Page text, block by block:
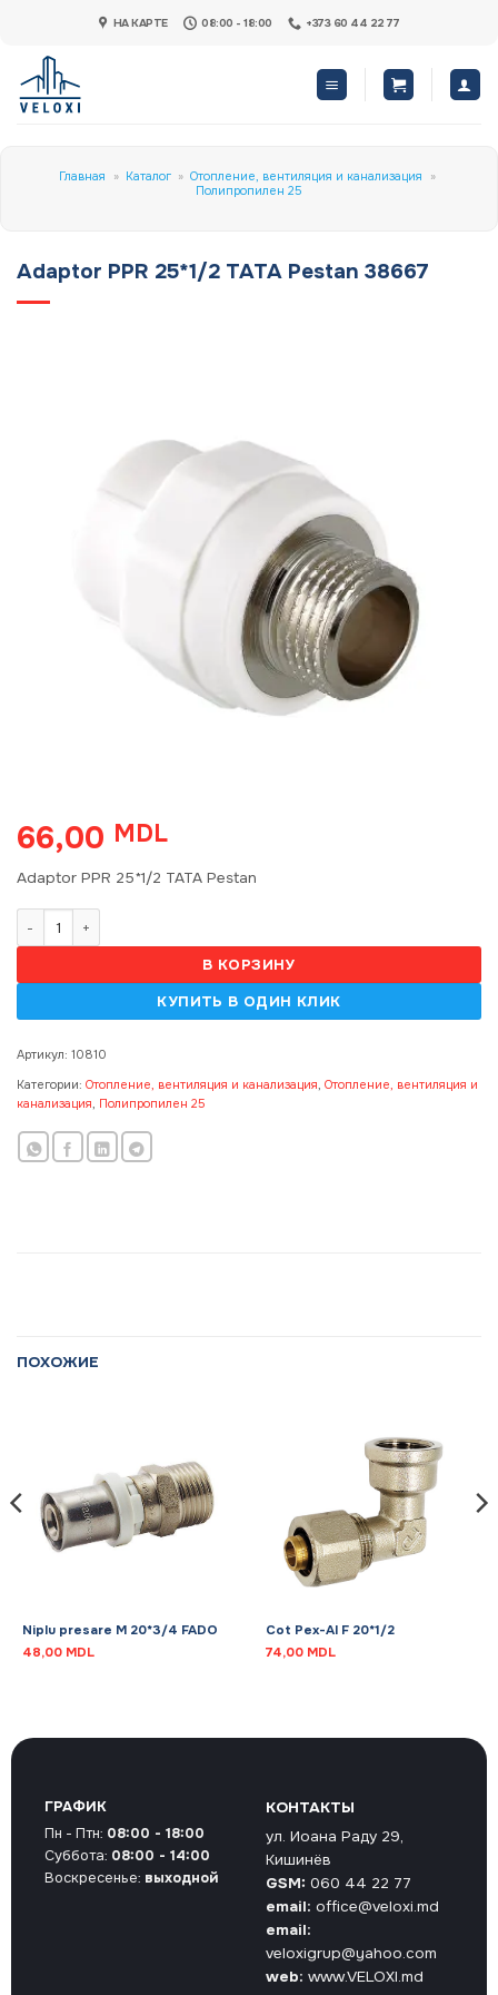
content
НА КАРТЕ 08:00 - 18:00 +373 60 44 22 77
Главная » Каталог » Отопление, вентиляция и канализация
»
Полипропилен 25
Adaptor PPR 25*1/2 TATA Pestan 38667
66,00 MDL
Adaptor PPR 25*1/2 TATA Pestan
В КОРЗИНУ
Артикул: 10810
Категории: Отопление, вентиляция и канализация, Отопление, вентиляция и
канализация, Полипропилен 25
ПОХОЖИЕ
Niplu presare M 20*3/4 FADO
48,00 MDL
Cot Pex-Al F 20*1/2
74,00 MDL
КОНТАКТЫ
ул. Иоана Раду 29,
Кишинёв
GSM: 060 44 22 77
email: office@veloxi.md
email:
veloxigrup@yahoo.com
web: www.VELOXI.md
ГРАФИК
Пн - Птн: 08:00 - 18:00
Суббота: 08:00 - 14:00
Воскресенье: выходной